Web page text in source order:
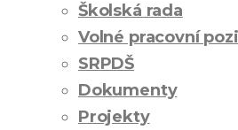
Školská rada
Volné pracovní
SRPDŠ
Dokumenty
Projekty